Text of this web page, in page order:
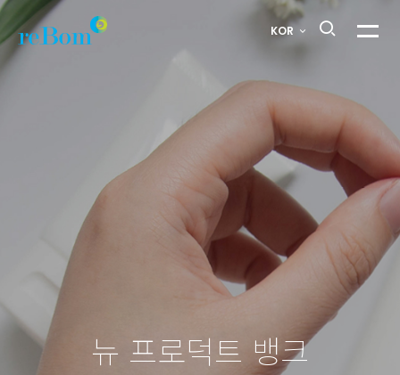
판테리어밤
>
KOR 메뉴
뉴 프로덕트 뱅크